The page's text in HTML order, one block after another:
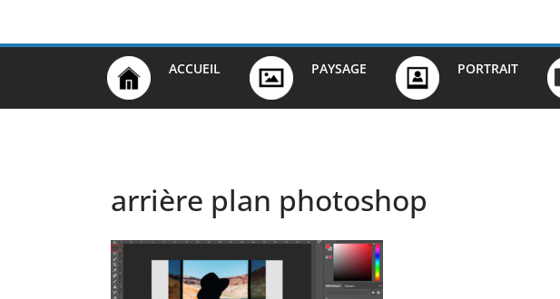
ACCUEIL PAYSAGE PORTRAIT
arrière plan photoshop